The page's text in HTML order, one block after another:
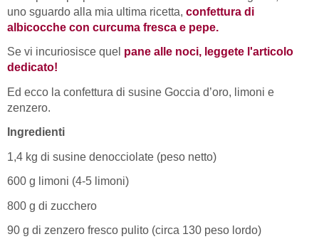
uno sguardo alla mia ultima ricetta, confettura di
albicocche con curcuma fresca e pepe.
Se vi incuriosisce quel pane alle noci, leggete l'articolo
dedicato!
Ed ecco la confettura di susine Goccia d’oro, limoni e
zenzero.
Ingredienti
1,4 kg di susine denocciolate (peso netto)
600 g limoni (4-5 limoni)
800 g di zucchero
90 g di zenzero fresco pulito (circa 130 peso lordo)